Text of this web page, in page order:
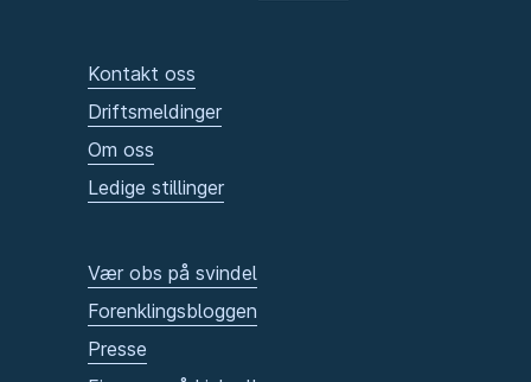
Kontakt oss
Driftsmeldinger
Om oss
Ledige stillinger
Vær obs på svindel
Forenklingsbloggen
Presse